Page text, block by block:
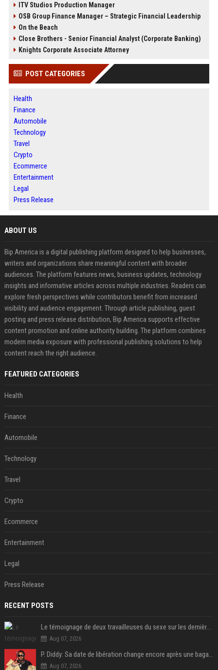
ITV Studios Production Manager
OSB Group Finance Manager – Strategic Financial Leadership
On the Beach
Close Brothers - Senior Financial Analyst (Corporate Banking)
Knights Corporate Associate Attorney
POST CATEGORIES
Health
Finance
Automobile
Technology
Travel
Crypto
Ecommerce
Entertainment
Legal
Press Release
ABOUT US
Bip America is a digital publishing platform designed to help businesses,
writers and organizations share meaningful content with broader
audiences. The platform features news, business updates, technology
insights and informative articles across multiple industries. Readers can
explore fresh perspectives while contributors benefit from increased
visibility and audience engagement. Through article publishing, guest
posting and press release distribution, Bip America supports effective
content promotion and online authority building. The platform combines
modern media exposure with professional publishing solutions to help
content reach the right audience.
FEATURED CATEGORIES
Health
Finance
Automobile
Technology
Travel
Crypto
Ecommerce
Entertainment
Legal
Press Release
RECENT POSTS
Le témoignage de deux travailleuses du sexe sur les dernières heures de Liam Payne a été dévoilé
Aug 07, 2026
P. Diddy: Sa date de libération change encore après une bagarre
Aug 07, 2026